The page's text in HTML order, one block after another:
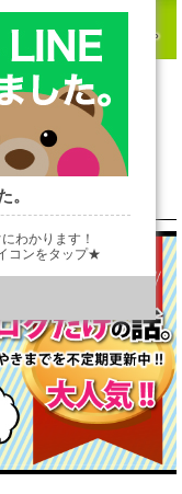
イズ・・・など）
イタイプ/ロータイプ）
わかります！
コンをタップ★